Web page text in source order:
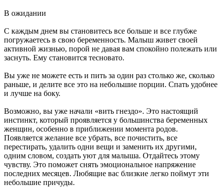
В ожидании
С каждым днем вы становитесь все больше и все глубже
погружаетесь в свою беременность. Малыш живет своей
активной жизнью, порой не давая вам спокойно полежать или
заснуть. Ему становится тесновато.
Вы уже не можете есть и пить за один раз столько же, сколько
раньше, и делите все это на небольшие порции. Спать удобнее
и лучше на боку.
Возможно, вы уже начали «вить гнездо». Это настоящий
инстинкт, который проявляется у большинства беременных
женщин, особенно в приближении момента родов.
Появляется желание все убрать, все почистить, все
перестирать, удалить одни вещи и заменить их другими,
одним словом, создать уют для малыша. Отдайтесь этому
чувству. Это поможет снять эмоциональное напряжение
последних месяцев. Любящие вас близкие легко поймут эти
небольшие причуды.